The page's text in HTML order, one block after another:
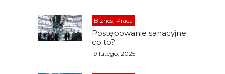
Biznes, Praca
Postępowanie sanacyjne
co to?
19 lutego, 2025